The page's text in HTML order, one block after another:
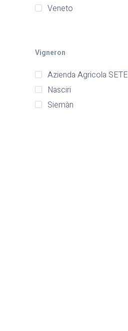
Veneto
Vigneron
Azienda Agricola SETE
Nasciri
Siemàn